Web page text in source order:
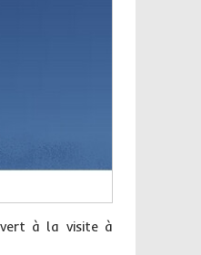
à la visite à